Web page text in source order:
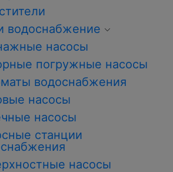
водоснабжение
насосы
погружные насосы
водоснабжения
насосы
насосы
станции
насосы